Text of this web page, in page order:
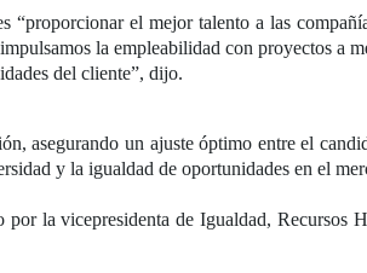
el mejor talento a las
la empleabilidad con proyectos a
del cliente”, dijo.
asegurando un ajuste óptimo entre el
y la igualdad de oportunidades en el
la vicepresidenta de Igualdad, Recursos